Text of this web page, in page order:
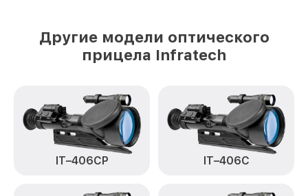
Замена ключей управления IT-404H
Замена аккумулятора IT-404H Infratech от 590₽
Замена процессора IT-404H Infratech от 650₽
Замена USB порта IT-404H Infratech от 590₽
Ремонт цепи питания IT-404H Infratech от 1000₽
Другие модели оптического
прицела Infratech
IT–406СP IT–406С